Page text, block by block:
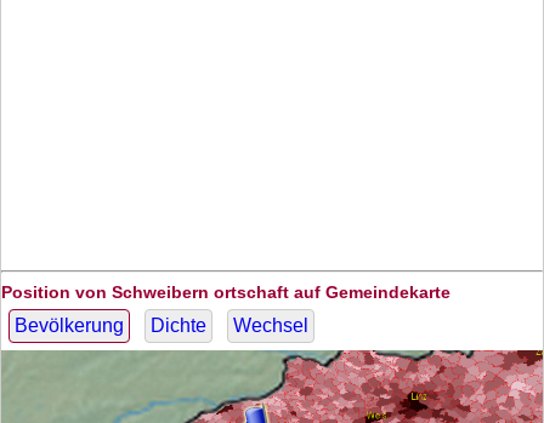
Position von Schweibern ortschaft auf Gemeindekarte
Bevölkerung Dichte Wechsel